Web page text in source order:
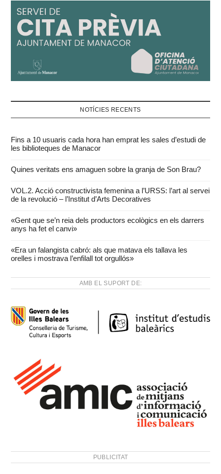
NOTÍCIES RECENTS
Fins a 10 usuaris cada hora han emprat les sales d’estudi de
les biblioteques de Manacor
Quines veritats ens amaguen sobre la granja de Son Brau?
VOL.2. Acció constructivista femenina a l’URSS: l’art al servei
de la revolució – l’Institut d’Arts Decoratives
«Gent que se’n reia dels productors ecològics en els darrers
anys ha fet el canvi»
«Era un falangista cabró: als que matava els tallava les
orelles i mostrava l’enfilall tot orgullós»
AMB EL SUPORT DE:
PUBLICITAT